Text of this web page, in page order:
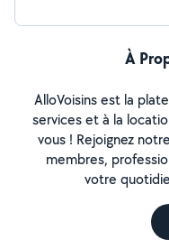
À
AlloVoisins est la
services et à la
vous ! Rejoignez
membres,
votre